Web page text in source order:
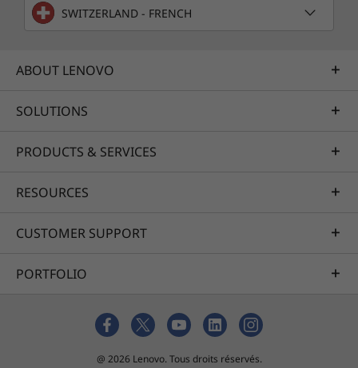
SWITZERLAND - FRENCH
ABOUT LENOVO
SOLUTIONS
PRODUCTS & SERVICES
RESOURCES
CUSTOMER SUPPORT
PORTFOLIO
@ 2026 Lenovo. Tous droits réservés.